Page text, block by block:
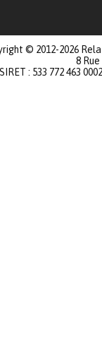
© 2012-2026
8
SIRET : 533 772 463